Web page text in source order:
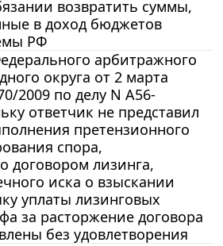
возвратить суммы,
в доход бюджетов
РФ
арбитражного
округа от 2 марта
2009 по делу N А56-
ответчик не представил
претензионного
спора,
договором лизинга,
иска о взыскании
уплаты лизинговых
за расторжение договора
без удовлетворения